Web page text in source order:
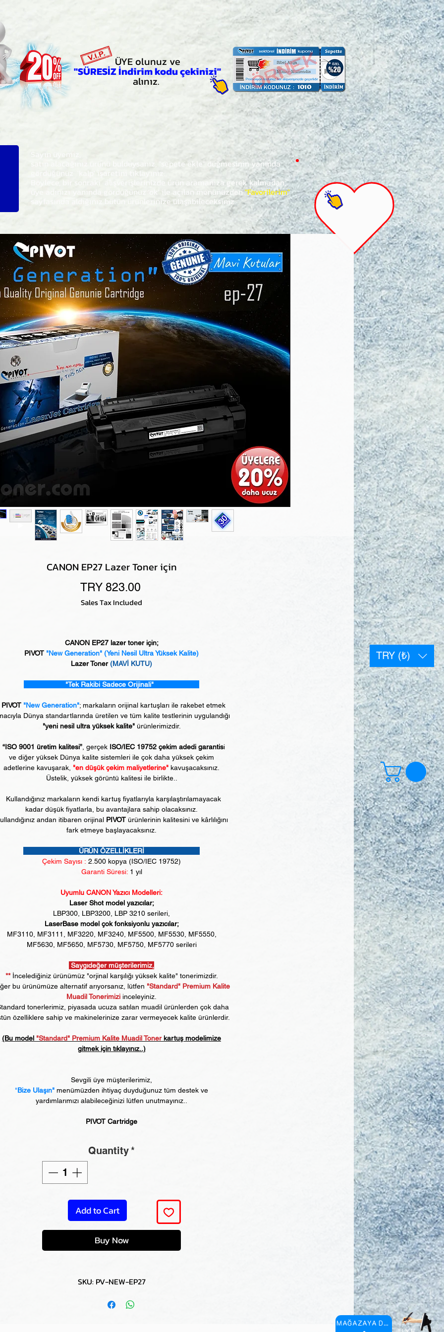
TRY (₺)
ÜYE olunuz ve
"SÜRESİZ İndirim kodu çekinizi"
alınız.
Sayın üyemiz,
satın alacağınız ürünü bulduysanız, "sepete ekle" düğmesinin yanında
gördüğünüz 'kalp' işaretini tıklayınız.
Böylece, bir sonraki alışverişlerinizde ürün aramanıza gerek kalmadan,
üye adınızı yanında gördüğünüz 'ok' ile açılan menünüzden"Favorilerim"
sayfasında aldığınız bütün ürünlerinize ulaşabileceksiniz.
CANON EP27 Lazer Toner için
TRY 823.00Price
Sales Tax Included
CANON EP27 lazer toner için;
PIVOT "New Generation" (Yeni Nesil Ultra Yüksek Kalite)
Lazer Toner(MAVİ KUTU)
"Tek Rakibi Sadece Orijinali"
PIVOT "New Generation"; markaların orijinal kartuşları ile rakebet etmek
Dünya standartlarında üretilen ve tüm kalite testlerinin uygulandığı
"yeni nesil ultra yüksek kalite"ürünlerimizdir.
“ISO 9001 üretim kalitesi”, gerçekISO/IEC 19752 çekim adedi garantisi
ve diğer yüksek Dünya kalite sistemleri ile çok daha yüksek çekim
adetlerine kavuşarak, "en düşük çekim maliyetlerine" kavuşacaksınız.
Üstelik, yüksek görüntü kalitesi ile birlikte..
Kullandığınız markaların kendi kartuş fiyatlarıyla karşılaştırılamayacak
kadar düşük fiyatlarla, bu avantajlara sahip olacaksınız.
andan itibaren orijinal PIVOTürünlerinin kalitesini ve kârlılığını
fark etmeye başlayacaksınız.
ÜRÜN ÖZELLİKLERİ
Çekim Sayısı : 2 .500 kopya (ISO/IEC 19752)
Garanti Süresi:1 yıl
Uyumlu CANON Yazıcı Modelleri:
Laser Shot model yazıcılar;
LBP300, LBP3200, LBP 3210 serileri,
LaserBase model çok fonksiyonlu yazıcılar;
MF3110, MF3111, MF3220, MF3240, MF5500, MF5530, MF5550,
MF5630, MF5650, MF5730, MF5750, MF5770 serileri
Saygıdeğer müşterilerimiz,
** İncelediğiniz ürünümüz "orjinal karşılığı yüksek kalite" tonerimizdir.
bu ürünümüze alternatif arıyorsanız, lütfen "Standard" Premium Kalite
Muadil Tonerimizi inceleyiniz.
tonerlerimiz, piyasada ucuza satılan muadil ürünlerden çok daha
özelliklere sahip ve makinelerinize zarar vermeyecek kalite ürünlerdir.
(Bu model "Standard" Premium Kalite Muadil Tonerkartuş modelimize
gitmek için tıklayınız..)
Sevgili üye müşterilerimiz,
"Bize Ulaşın" menümüzden ihtiyaç duyduğunuz tüm destek ve
yardımlarımızı alabileceğinizi lütfen unutmayınız..
PIVOT Cartridge
Quantity*
Add to Cart
Buy Now
SKU: PV-NEW-EP27
MAĞAZAYA DÖN